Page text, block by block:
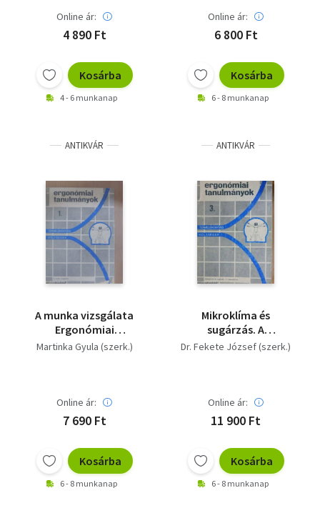
Online ár:
4 890 Ft
Kosárba
4 - 6 munkanap
Online ár:
6 800 Ft
Kosárba
6 - 8 munkanap
ANTIKVÁR
A munka vizsgálata
Ergonómiai
tanulmányok 1.
Martinka Gyula (szerk.)
Online ár:
7 690 Ft
Kosárba
6 - 8 munkanap
ANTIKVÁR
Mikroklíma és
sugárzás. A
laboratórium
Dr. Fekete József (szerk.)
Online ár:
11 900 Ft
Kosárba
6 - 8 munkanap